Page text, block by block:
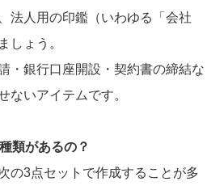
法人用の印鑑（いわゆる「会社
しょう。
・銀行口座開設・契約書の締結な
ないアイテムです。
類があるの？
の3点セットで作成することが多